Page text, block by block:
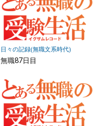
日々の記録(無職文系時代)
無職87日目